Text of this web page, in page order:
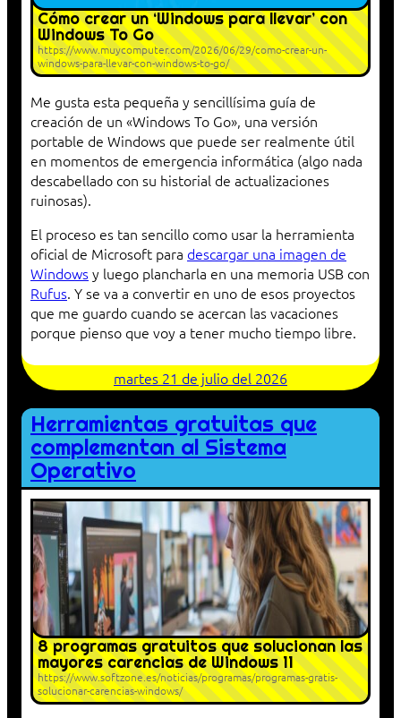
Cómo crear un ‘Windows para llevar’ con
Windows To Go
https://www.muycomputer.com/2026/06/29/como-crear-un-
windows-para-llevar-con-windows-to-go/
Me gusta esta pequeña y sencillísima guía de
creación de un «Windows To Go», una versión
portable de Windows que puede ser realmente útil
en momentos de emergencia informática (algo nada
descabellado con su historial de actualizaciones
ruinosas).
El proceso es tan sencillo como usar la herramienta
oficial de Microsoft para descargar una imagen de
Windowsy luego plancharla en una memoria USB con
Rufus. Y se va a convertir en uno de esos proyectos
que me guardo cuando se acercan las vacaciones
porque pienso que voy a tener mucho tiempo libre.
martes 21 de julio del 2026
Herramientas gratuitas que
complementan al Sistema
Operativo
8 programas gratuitos que solucionan las
mayores carencias de Windows 11
https://www.softzone.es/noticias/programas/programas-gratis-
solucionar-carencias-windows/